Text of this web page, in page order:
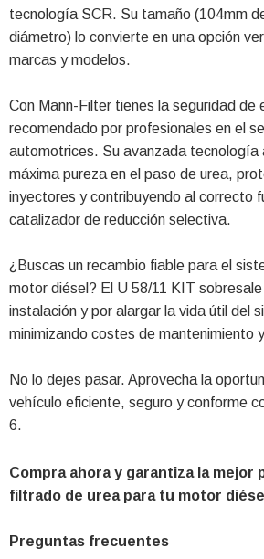
tecnología SCR. Su tamaño (104mm
diámetro) lo convierte en una opción
marcas y modelos.
Con Mann-Filter tienes la seguridad de
recomendado por profesionales en el
automotrices. Su avanzada tecnología
máxima pureza en el paso de urea,
inyectores y contribuyendo al correcto
catalizador de reducción selectiva.
¿Buscas un recambio fiable para el
motor diésel? El U 58/11 KIT sobresale
instalación y por alargar la vida útil del
minimizando costes de mantenimiento
No lo dejes pasar. Aprovecha la
vehículo eficiente, seguro y conforme
6.
Compra ahora y garantiza la mejor
filtrado de urea para tu motor
Preguntas frecuentes